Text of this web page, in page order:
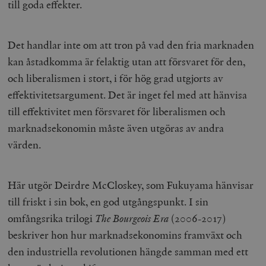
till goda effekter.
Det handlar inte om att tron på vad den fria marknaden
kan åstadkomma är felaktig utan att försvaret för den,
och liberalismen i stort, i för hög grad utgjorts av
effektivitetsargument. Det är inget fel med att hänvisa
till effektivitet men försvaret för liberalismen och
marknadsekonomin måste även utgöras av andra
värden.
Här utgör Deirdre McCloskey, som Fukuyama hänvisar
till friskt i sin bok, en god utgångspunkt. I sin
omfångsrika trilogi The Bourgeois Era (2006-2017)
beskriver hon hur marknadsekonomins framväxt och
den industriella revolutionen hängde samman med ett
_hjFirstSeen
Hotjar Ltd
.timbro.se
Inc.
wp_woocommerce_session_[abcdef0123456789]
timbro.se